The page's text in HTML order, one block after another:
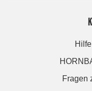
Fragen